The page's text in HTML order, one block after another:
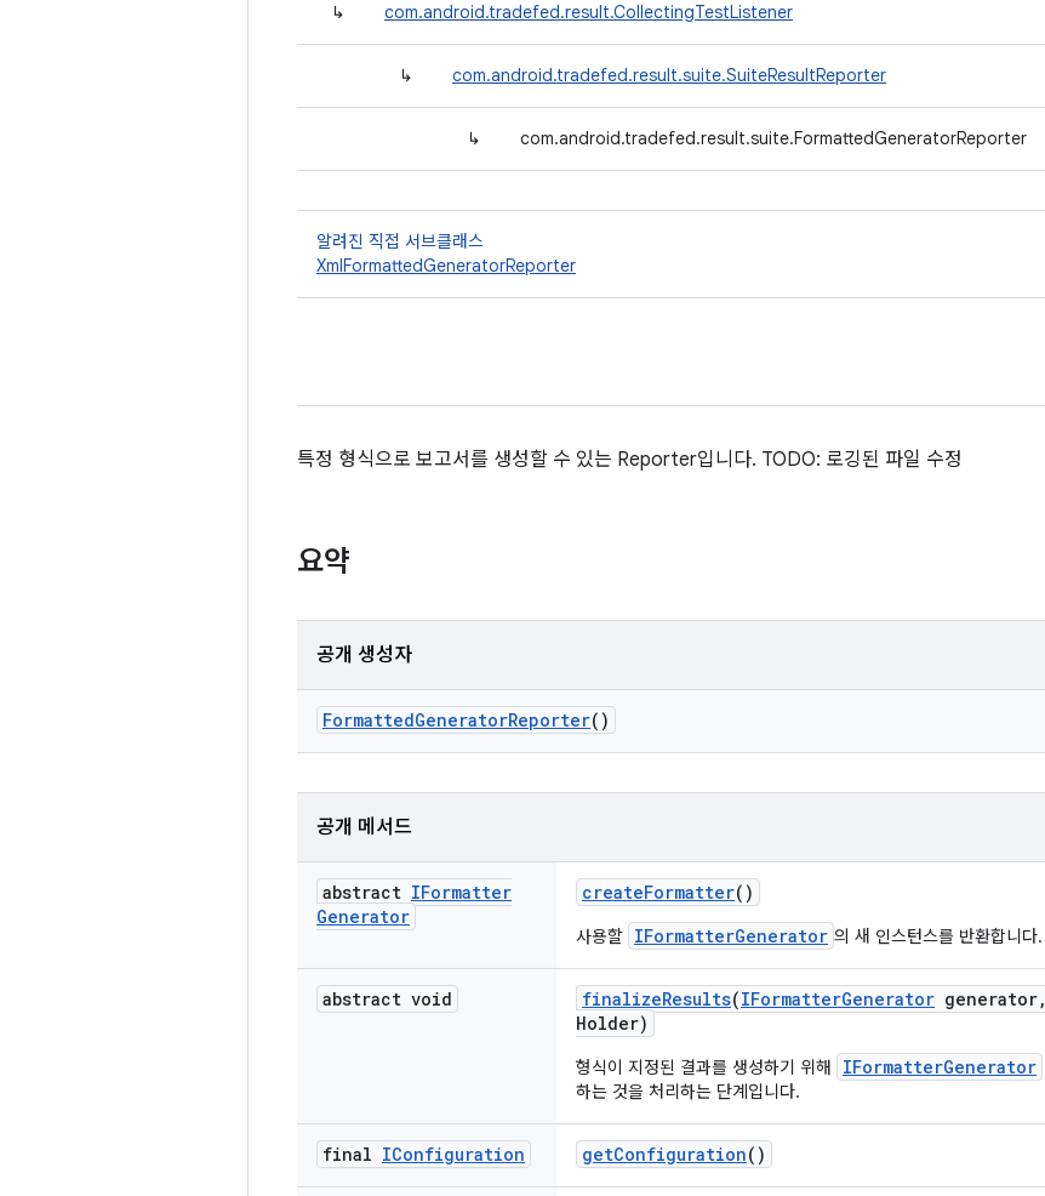
↳ com.android.tradefed.result.CollectingTestListener
↳ com.android.tradefed.result.suite.SuiteResultReporter
↳ com.android.tradefed.result.suite.FormattedGeneratorReporter
알려진 직접 서브클래스
XmlFormattedGeneratorReporter
특정 형식으로 보고서를 생성할 수 있는 Reporter입니다. TODO: 로깅된 파일 수정
요약
공개 생성자
FormattedGeneratorReporter()
공개 메서드
abstract IFormatter
Generator
createFormatter()
사용할 IFormatterGenerator 의 새 인스턴스를 반환합니다.
abstract void finalizeResults(IFormatterGenerator generator,
Holder)
형식이 지정된 결과를 생성하기 위해 IFormatterGenerator
하는 것을 처리하는 단계입니다.
final IConfiguration getConfiguration()